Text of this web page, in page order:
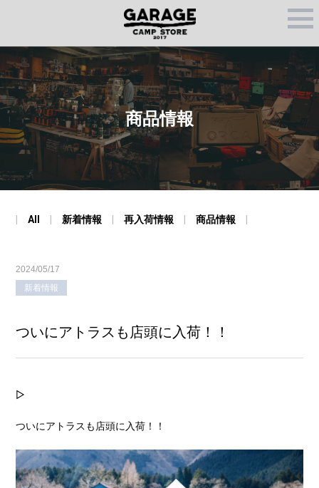
M
U
商品情報
All 新着情報 再入荷情報 商品情報
2024/05/17
新着情報
ついにアトラスも店頭に入荷！！
▷
ついにアトラスも店頭に入荷！！